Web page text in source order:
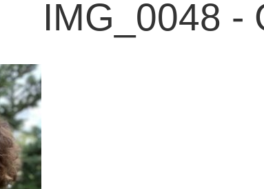
IMG_0048 -